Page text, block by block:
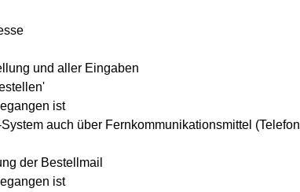
und aller Eingaben
ist
auch über Fernkommunikationsmittel
der Bestellmail
ist